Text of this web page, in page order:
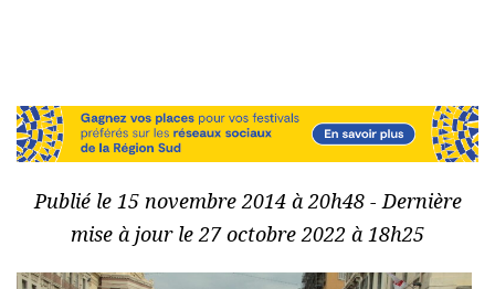
Publié le 15 novembre 2014 à 20h48 - Dernière
mise à jour le 27 octobre 2022 à 18h25